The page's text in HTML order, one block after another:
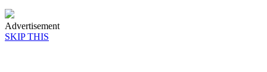
Advertisement
SKIP THIS